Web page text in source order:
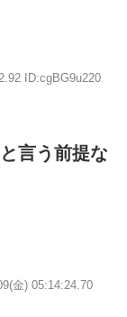
ID:cgBG9u220
言う前提な
金) 05:14:24.70